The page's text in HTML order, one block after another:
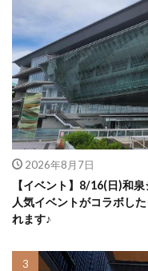
2026年8月7日
【イベント】8/16(日)和
人気イベントがコラボし
れます♪